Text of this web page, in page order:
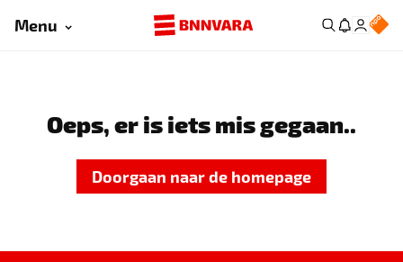
Menu
Oeps, er is iets mis gegaan..
Doorgaan naar de homepage